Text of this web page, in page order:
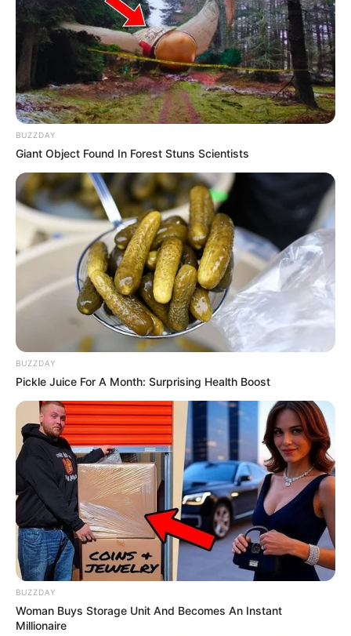
BUZZDAY
Giant Object Found In Forest Stuns Scientists
BUZZDAY
Pickle Juice For A Month: Surprising Health Boost
BUZZDAY
Woman Buys Storage Unit And Becomes An Instant
Millionaire